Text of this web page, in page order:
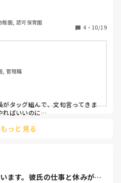
らの指示を全うしてるだけな
任からのクレームの嵐。
園, 認可保育園
4 ・ 10/19
, 管理職
タッグ組んで、文句言ってきま
ればいいのに
で、そしたら、気持ちもすっき
でしまいます
っと見る
ます。彼氏の仕事と休みが合